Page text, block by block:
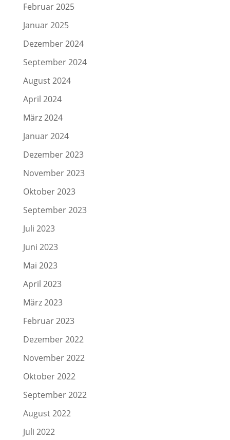
Februar 2025
Januar 2025
Dezember 2024
September 2024
August 2024
April 2024
März 2024
Januar 2024
Dezember 2023
November 2023
Oktober 2023
September 2023
Juli 2023
Juni 2023
Mai 2023
April 2023
März 2023
Februar 2023
Dezember 2022
November 2022
Oktober 2022
September 2022
August 2022
Juli 2022